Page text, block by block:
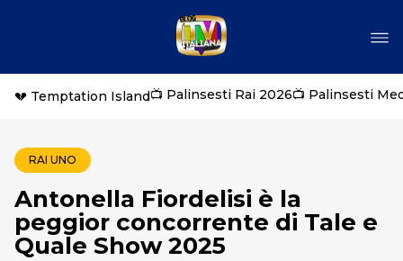
💔 Temptation Island📺 Palinsesti Rai 2026📺 Palinsesti
RAI UNO
Antonella Fiordelisi è la
peggior concorrente di Tale e
Quale Show 2025